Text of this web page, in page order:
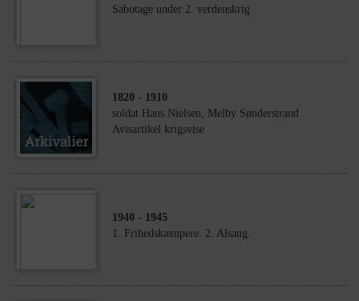
Sabotage under 2. verdenskrig
1820 - 1910
soldat Hans Nielsen, Melby Sønderstrand
Avisartikel krigsvise
1940 - 1945
1. Frihedskæmpere. 2. Alsang.